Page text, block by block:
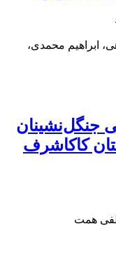
ابراهیم محمدی،
جنگل‌نشینان
کاکاشرف
همت